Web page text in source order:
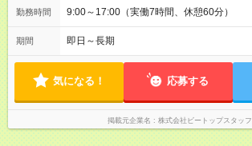
勤務時間 9:00～17:00（実働7時間、休憩60分）
期間 即日～長期
気になる！ 応募する
掲載元企業名 株式会社ビートップスタッフ